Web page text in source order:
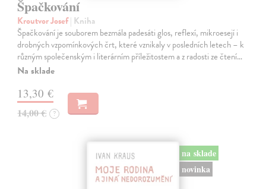
Špačkování
Kroutvor Josef| Kniha
Špačkování je souborem bezmála padesáti glos, reflexí, mikroesejí i
drobných vzpomínkových črt, které vznikaly v posledních letech – k
různým společenským i literárním příležitostem a z radosti ze čtení…
Na sklade
13,30 €
14,00 € ?
na sklade
novinka